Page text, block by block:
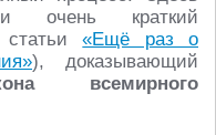
очень краткий
статьи«Ещё раз о
), доказывающий
всемирного